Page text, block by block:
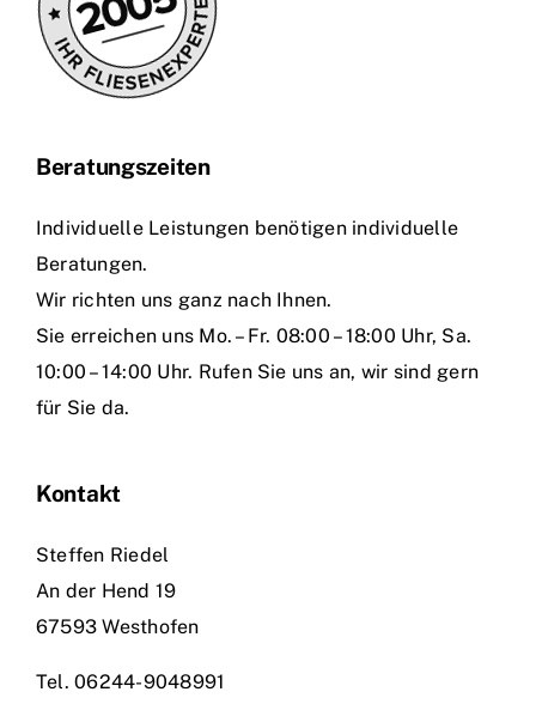
Beratungszeiten
Individuelle Leistungen benötigen individuelle
Beratungen.
Wir richten uns ganz nach Ihnen.
Sie erreichen uns Mo. – Fr. 08:00 – 18:00 Uhr, Sa.
10:00 – 14:00 Uhr. Rufen Sie uns an, wir sind gern
für Sie da.
Kontakt
Steffen Riedel
An der Hend 19
67593 Westhofen
Tel.06244-9048991